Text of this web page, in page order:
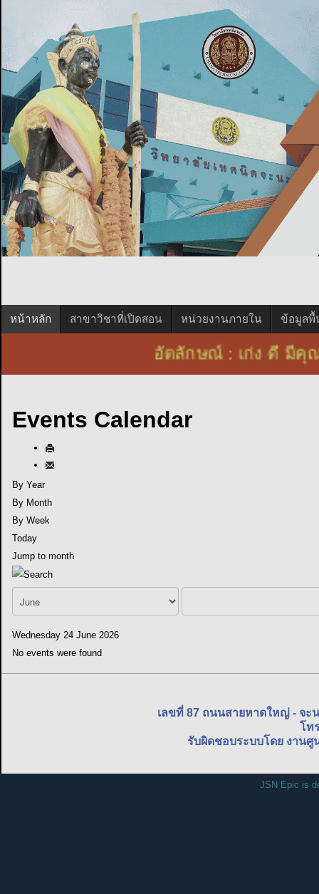
หน้าหลัก สาขาวิชาที่เปิดสอน หน่วยงานภายใน ข้อมูลพื้
อัตลักษณ์ : เก่ง ดี
Events Calendar
By Year
By Month
By Week
Today
Jump to month
Wednesday 24 June 2026
No events were found
เลขที่ 87 ถนนสายหาดใหญ่ - จ
โท
รับผิดชอบระบบโดย งาน
JSN Epic is